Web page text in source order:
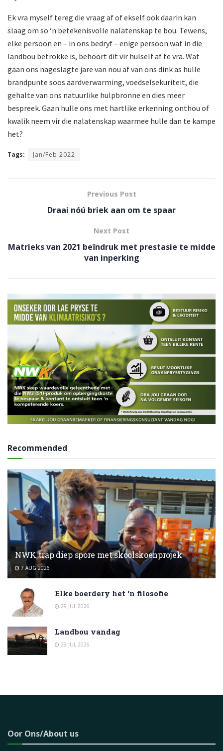
Ek vra myself tereg die vraag af of ekself ook daarin kan
slaag om so ‘n betekenisvolle nalatenskap te bou. Tewens,
elke persoon en – in ons bedryf – enige persoon wat in die
landbou betrokke is, behoort dit vir hulself af te vra. Wat
gaan ons nageslagte jare van nou af van ons dink as hulle
brandpunte soos aardverwarming, voedselsekuriteit, die
gehalte van ons natuurlike hulpbronne en dies meer
bespreek. Gaan hulle ons met hartlike erkenning onthou of
kwalik neem vir die nalatenskap waarmee hulle dan te kampe
het?
Tags: Jan/Feb 2022
Previous Post
Draai nóú briek aan om te spaar
Next Post
Matrieks van 2021 beïndruk met prestasie te midde
van inperking
Recommended
NWK trap diep spore met skoolskoenprojek
7 AUG 2026
Elke boerdery het ‘n filosofie
29 JUL 2026
Landbou vandag
29 JUL 2026
Oor Ons/About us